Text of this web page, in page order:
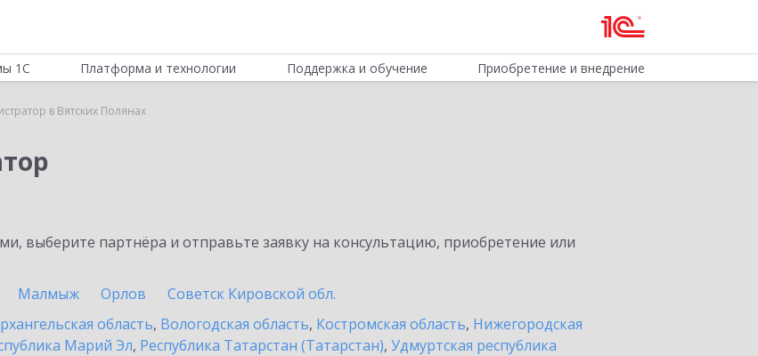
1С Платформа и технологии Поддержка и обучение Приобретение и внедрение
в Вятских Полянах
выберите партнёра и отправьте заявку на консультацию, приобретение или
Малмыж Орлов
Советск Кировской обл.
область, Вологодская область, Костромская область, Нижегородская
Марий Эл, Республика Татарстан (Татарстан), Удмуртская республика